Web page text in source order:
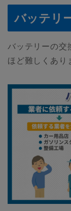
バッテリ
バッテリーの交
ほど難しくあり